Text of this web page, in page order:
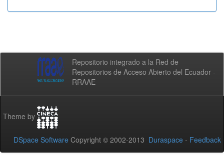
Repositorio integrado a la Red de
Repositorios de Acceso Abierto del Ecuador -
RRAAE
Theme by
DSpace Software Copyright © 2002-2013 Duraspace - Feedback